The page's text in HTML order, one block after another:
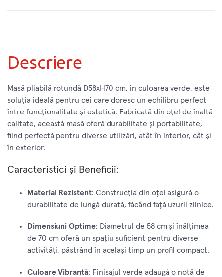
Descriere
Masă pliabilă rotundă D58xH70 cm, în culoarea verde, este
soluția ideală pentru cei care doresc un echilibru perfect
între funcționalitate și estetică. Fabricată din oțel de înaltă
calitate, această masă oferă durabilitate și portabilitate,
fiind perfectă pentru diverse utilizări, atât în interior, cât și
în exterior.
Caracteristici și Beneficii:
Material Rezistent: Construcția din oțel asigură o
durabilitate de lungă durată, făcând față uzurii zilnice.
Dimensiuni Optime: Diametrul de 58 cm și înălțimea
de 70 cm oferă un spațiu suficient pentru diverse
activități, păstrând în același timp un profil compact.
Culoare Vibrantă: Finisajul verde adaugă o notă de